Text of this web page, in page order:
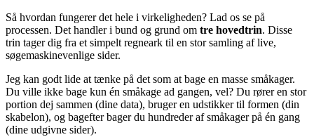
Så hvordan fungerer det hele i virkeligheden? Lad os se på
processen. Det handler i bund og grund om tre hovedtrin. Disse
trin tager dig fra et simpelt regneark til en stor samling af live,
søgemaskinevenlige sider.
Jeg kan godt lide at tænke på det som at bage en masse småkager.
Du ville ikke bage kun én småkage ad gangen, vel? Du rører en stor
portion dej sammen (dine data), bruger en udstikker til formen (din
skabelon), og bagefter bager du hundreder af småkager på én gang
(dine udgivne sider).